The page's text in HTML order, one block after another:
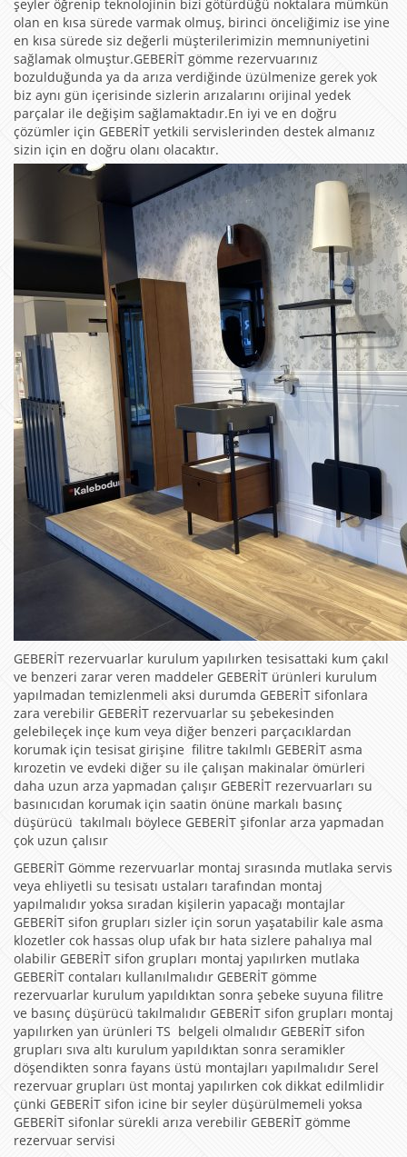
şeyler öğrenip teknolojinin bizi götürdüğü noktalara mümkün
olan en kısa sürede varmak olmuş, birinci önceliğimiz ise yine
en kısa sürede siz değerli müşterilerimizin memnuniyetini
sağlamak olmuştur.GEBERİT gömme rezervuarınız
bozulduğunda ya da arıza verdiğinde üzülmenize gerek yok
biz aynı gün içerisinde sizlerin arızalarını orijinal yedek
parçalar ile değişim sağlamaktadır.En iyi ve en doğru
çözümler için GEBERİT yetkili servislerinden destek almanız
sizin için en doğru olanı olacaktır.
GEBERİT rezervuarlar kurulum yapılırken tesisattaki kum çakıl
ve benzeri zarar veren maddeler GEBERİT ürünleri kurulum
yapılmadan temizlenmeli aksi durumda GEBERİT sifonlara
zara verebilir GEBERİT rezervuarlar su şebekesinden
gelebileçek inçe kum veya diğer benzeri parçacıklardan
korumak için tesisat girişine filitre takılmlı GEBERİT asma
kırozetin ve evdeki diğer su ile çalışan makinalar ömürleri
daha uzun arza yapmadan çalışır GEBERİT rezervuarları su
basınıcıdan korumak için saatin önüne markalı basınç
düşürücü takılmalı böylece GEBERİT şifonlar arza yapmadan
çok uzun çalısır
GEBERİT Gömme rezervuarlar montaj sırasında mutlaka servis
veya ehliyetli su tesisatı ustaları tarafından montaj
yapılmalıdır yoksa sıradan kişilerin yapacağı montajlar
GEBERİT sifon grupları sizler için sorun yaşatabilir kale asma
klozetler cok hassas olup ufak bır hata sizlere pahalıya mal
olabilir GEBERİT sifon grupları montaj yapılırken mutlaka
GEBERİT contaları kullanılmalıdır GEBERİT gömme
rezervuarlar kurulum yapıldıktan sonra şebeke suyuna filitre
ve basınç düşürücü takılmalıdır GEBERİT sifon grupları montaj
yapılırken yan ürünleri TS belgeli olmalıdır GEBERİT sifon
grupları sıva altı kurulum yapıldıktan sonra seramikler
döşendikten sonra fayans üstü montajları yapılmalıdır Serel
rezervuar grupları üst montaj yapılırken cok dikkat edilmlidir
çünki GEBERİT sifon icine bir seyler düşürülmemeli yoksa
GEBERİT sifonlar sürekli arıza verebilir GEBERİT gömme
rezervuar servisi